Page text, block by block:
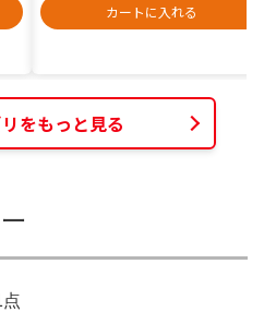
カートに入れる
をもっと見る